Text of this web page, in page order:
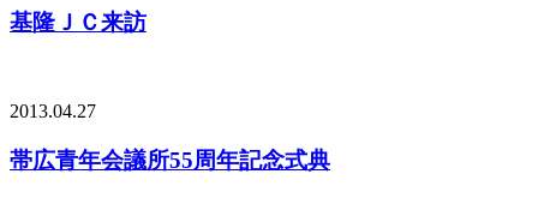
基隆ＪＣ来訪
2013.04.27
帯広青年会議所55周年記念式典